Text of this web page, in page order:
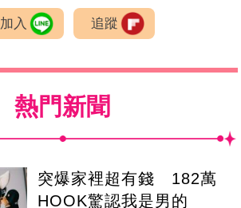
加入 追蹤
熱門新聞
突爆家裡超有錢 182萬
HOOK驚認我是男的